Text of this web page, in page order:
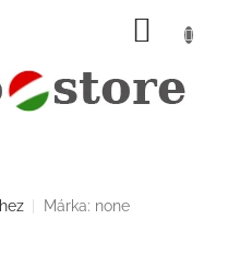
KOSÁR
Márka: none